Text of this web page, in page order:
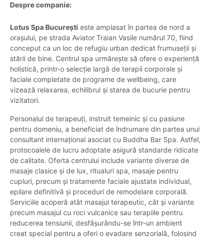
Despre companie:
Lotus Spa București este amplasat în partea de nord a
orașului, pe strada Aviator Traian Vasile numărul 70, fiind
conceput ca un loc de refugiu urban dedicat frumuseții și
stării de bine. Centrul spa urmărește să ofere o experiență
holistică, printr-o selecție largă de terapii corporale și
faciale completate de programe de wellbeing, care
vizează relaxarea, echilibrul și starea de bucurie pentru
vizitatori.
Personalul de terapeuți, instruit temeinic și cu pasiune
pentru domeniu, a beneficiat de îndrumare din partea unui
consultant internațional asociat cu Buddha Bar Spa. Astfel,
protocoalele de lucru adoptate asigură standarde ridicate
de calitate. Oferta centrului include variante diverse de
masaje clasice și de lux, ritualuri spa, masaje pentru
cupluri, precum și tratamente faciale ajustate individual,
epilare definitivă și proceduri de remodelare corporală.
Serviciile acoperă atât masajul terapeutic, cât și variante
precum masajul cu roci vulcanice sau terapiile pentru
reducerea tensiunii, desfășurându-se într-un ambient
creat special pentru a oferi o evadare senzorială, folosind